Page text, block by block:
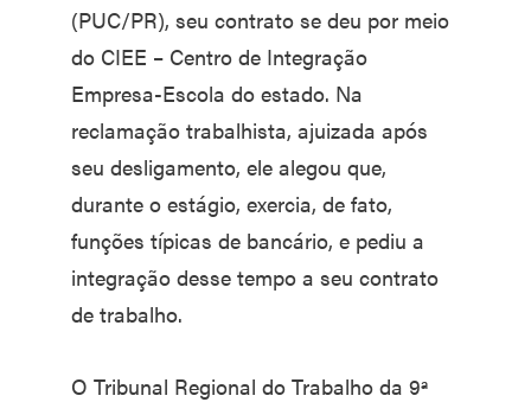
(PUC/PR), seu contrato se deu por meio
do CIEE – Centro de Integração
Empresa-Escola do estado. Na
reclamação trabalhista, ajuizada após
seu desligamento, ele alegou que,
durante o estágio, exercia, de fato,
funções típicas de bancário, e pediu a
integração desse tempo a seu contrato
de trabalho.
O Tribunal Regional do Trabalho da 9ª